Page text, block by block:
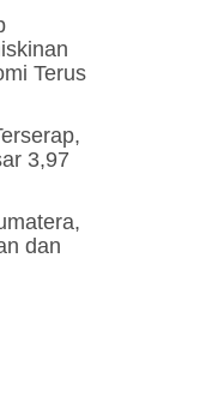
Terus
3,97
dan